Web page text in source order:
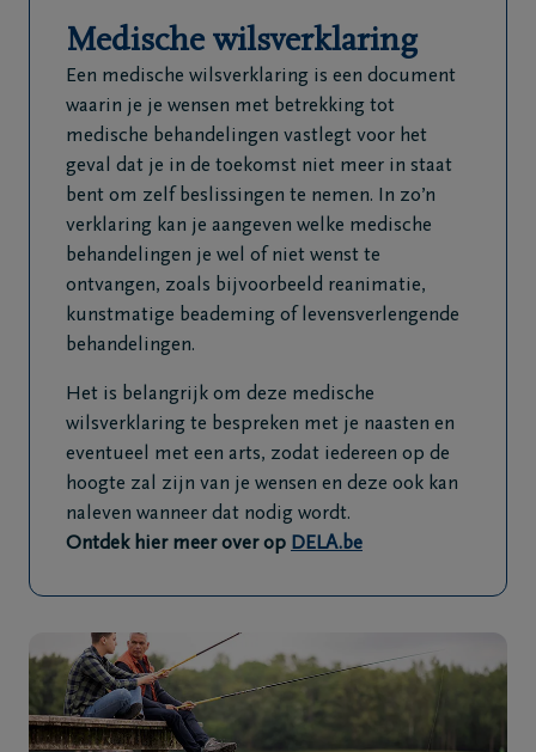
Medische wilsverklaring
Een medische wilsverklaring is een document
waarin je je wensen met betrekking tot
medische behandelingen vastlegt voor het
geval dat je in de toekomst niet meer in staat
bent om zelf beslissingen te nemen. In zo’n
verklaring kan je aangeven welke medische
behandelingen je wel of niet wenst te
ontvangen, zoals bijvoorbeeld reanimatie,
kunstmatige beademing of levensverlengende
behandelingen.
Het is belangrijk om deze medische
wilsverklaring te bespreken met je naasten en
eventueel met een arts, zodat iedereen op de
hoogte zal zijn van je wensen en deze ook kan
naleven wanneer dat nodig wordt.
Ontdek hier meer over op DELA.be